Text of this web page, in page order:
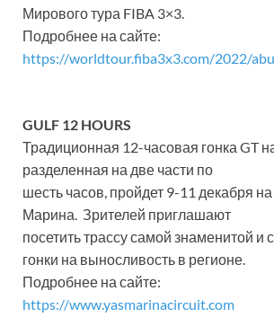
Мирового тура FIBA ​​3×3.
Подробнее на сайте:
https://worldtour.fiba3x3.com/2022/
GULF 12 HOURS
Традиционная 12-часовая гонка GT
разделенная на две части по
шесть часов, пройдет 9-11 декабря
Марина. Зрителей приглашают
посетить трассу самой знаменитой и
гонки на выносливость в регионе.
Подробнее на сайте:
https://www.yasmarinacircuit.com